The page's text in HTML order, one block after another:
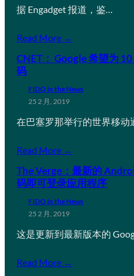
据 Engadget 报道，鉴…
Read More →
CNET： Google 希望为
码
FIDO in the News
25 2 月, 2019
在巴塞罗那举行的世界移动
Read More →
The Verge：最新的
码即可登录应用程序
FIDO in the News
25 2 月, 2019
这是更新到最新版本的
Read More →